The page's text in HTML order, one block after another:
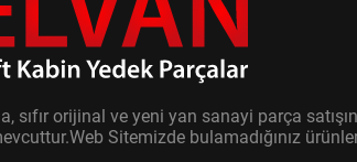
orijinal ve yeni yan sanayi parça
Sitemizde bulamadığınız